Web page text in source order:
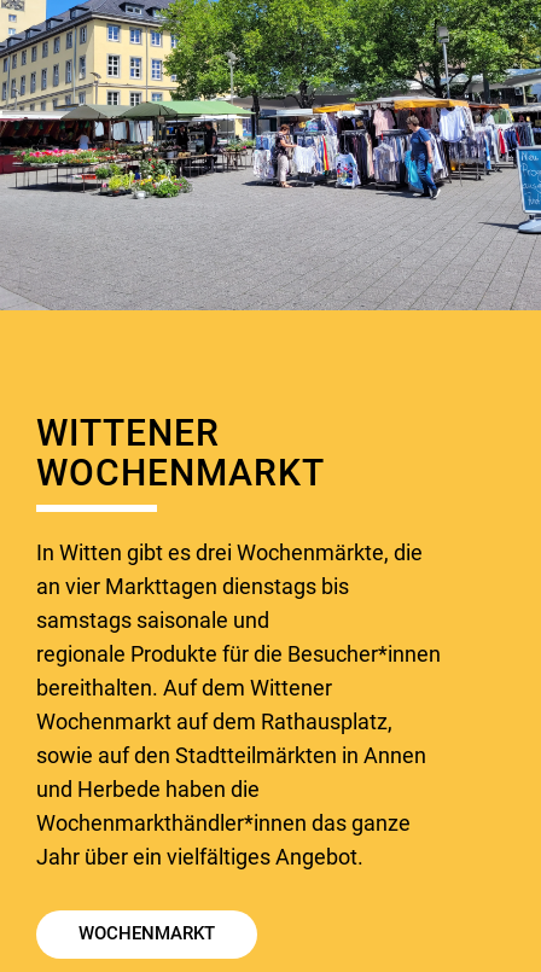
WITTENER
WOCHENMARKT
In Witten gibt es drei Wochenmärkte, die
an vier Markttagen dienstags bis
samstags saisonale und
regionale Produkte für die Besucher*innen
bereithalten. Auf dem Wittener
Wochenmarkt auf dem Rathausplatz,
sowie auf den Stadtteilmärkten in Annen
und Herbede haben die
Wochenmarkthändler*innen das ganze
Jahr über ein vielfältiges Angebot.
WOCHENMARKT